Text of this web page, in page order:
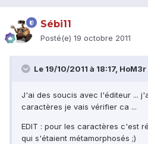
Sébi11
Posté(e) 19 octobre 2011
Le 19/10/2011 à 18:17,
J'ai des soucis avec l'éditeur ...
caractères je vais vérifier ca ...
EDIT : pour les caractères c'est
qui s'étaient métamorphosés ;)